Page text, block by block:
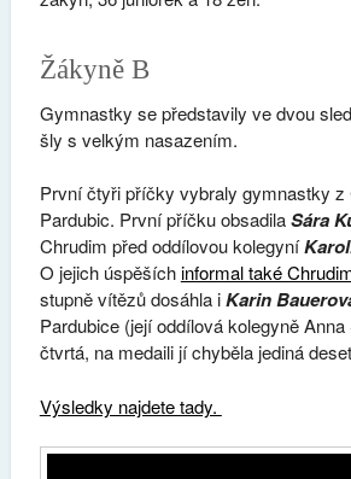
Žákyně B
Gymnastky se představily ve dvou
šly s velkým nasazením.
První čtyři příčky vybraly gymnastky z
Pardubic. První příčku obsadilaSára
Chrudim před oddílovou kolegyní
O jejich úspěšíchinformal také
stupně vítězů dosáhla iKarin
Pardubice (její oddílová kolegyně
čtvrtá, na medaili jí chyběla jediná
Výsledky najdete tady.